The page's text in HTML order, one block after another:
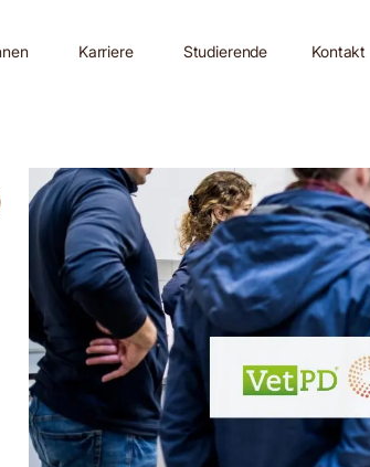
Karriere Studierende Kontakt